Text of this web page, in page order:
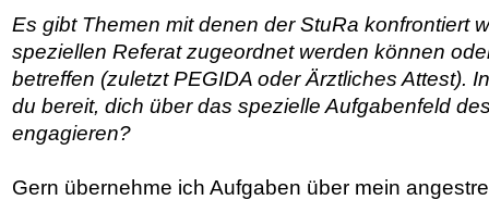
Es gibt Themen mit denen der StuRa konfrontiert
speziellen Referat zugeordnet werden können
betreffen (zuletzt PEGIDA oder Ärztliches Attest).
du bereit, dich über das spezielle Aufgabenfeld
engagieren?
Gern übernehme ich Aufgaben über mein